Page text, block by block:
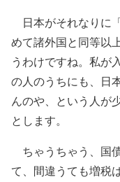
日本がそれなりに
めて諸外国と同等以
うわけですね。私が
の人のうちにも、日
んのや、という人が
とします。
ちゃうちゃう、国
て、間違うても増税